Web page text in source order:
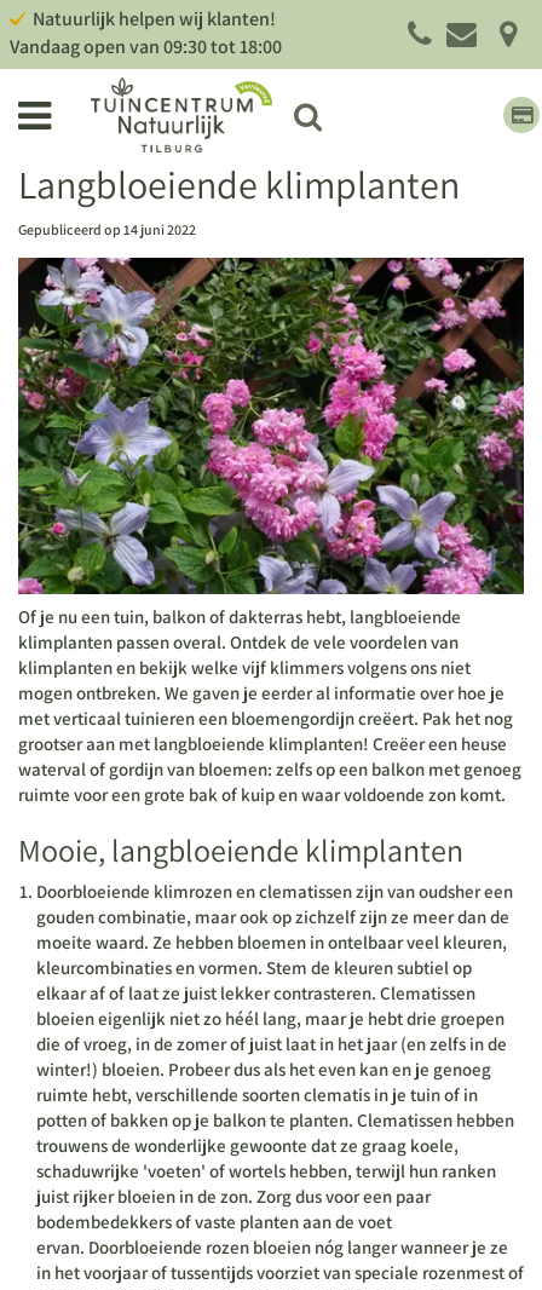
Natuurlijk helpen wij klanten!
Vandaag open van09:30tot18:00
Langbloeiende klimplanten
Gepubliceerd op 14 juni 2022
Of je nu een tuin, balkon of dakterras hebt, langbloeiende
klimplanten passen overal. Ontdek de vele voordelen van
klimplanten en bekijk welke vijf klimmers volgens ons niet
mogen ontbreken. We gaven je eerder al informatie over hoe je
met verticaal tuinieren een bloemengordijn creëert. Pak het nog
grootser aan met langbloeiende klimplanten! Creëer een heuse
waterval of gordijn van bloemen: zelfs op een balkon met genoeg
ruimte voor een grote bak of kuip en waar voldoende zon komt.
Mooie, langbloeiende klimplanten
Doorbloeiende klimrozen en clematissenzijn van oudsher een
gouden combinatie, maar ook op zichzelf zijn ze meer dan de
moeite waard. Ze hebben bloemen in ontelbaar veel kleuren,
kleurcombinaties en vormen. Stem de kleuren subtiel op
elkaar af of laat ze juist lekker contrasteren. Clematissen
bloeien eigenlijk niet zo héél lang, maar je hebt drie groepen
die of vroeg, in de zomer of juist laat in het jaar (en zelfs in de
winter!) bloeien. Probeer dus als het even kan en je genoeg
ruimte hebt, verschillende soorten clematis in je tuin of in
potten of bakken op je balkon te planten. Clematissen hebben
trouwens de wonderlijke gewoonte dat ze graag koele,
schaduwrijke 'voeten' of wortels hebben, terwijl hun ranken
juist rijker bloeien in de zon. Zorg dus voor een paar
bodembedekkers of vaste planten aan de voet
ervan. Doorbloeiende rozen bloeien nóg langer wanneer je ze
in het voorjaar of tussentijds voorziet van speciale rozenmest of